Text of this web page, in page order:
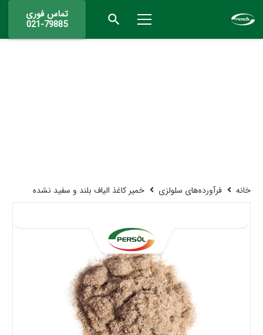
search تماس فوری
021-79885
خانه فرآورده‌های سلولزی خمیر کاغذ الیاف بلند و سفید نشده